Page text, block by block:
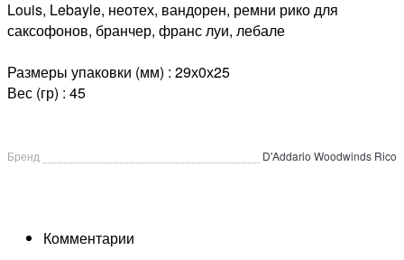
Louis, Lebayle, неотех, вандорен, ремни рико для
саксофонов, бранчер, франс луи, лебале
Размеры упаковки (мм) : 29х0х25
Вес (гр) : 45
Бренд D'Addario Woodwinds Rico
Комментарии